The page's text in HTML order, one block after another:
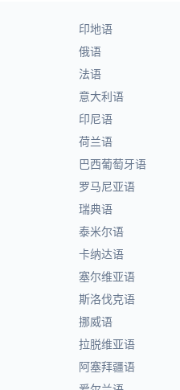
印地语
俄语
法语
意大利语
印尼语
荷兰语
巴西葡萄牙语
罗马尼亚语
瑞典语
泰米尔语
卡纳达语
塞尔维亚语
斯洛伐克语
挪威语
拉脱维亚语
阿塞拜疆语